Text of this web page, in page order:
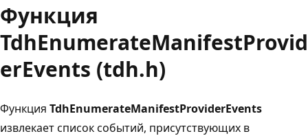
Функция
TdhEnumerateManifestProvid
erEvents (tdh.h)
Функция TdhEnumerateManifestProviderEvents
извлекает список событий, присутствующих в